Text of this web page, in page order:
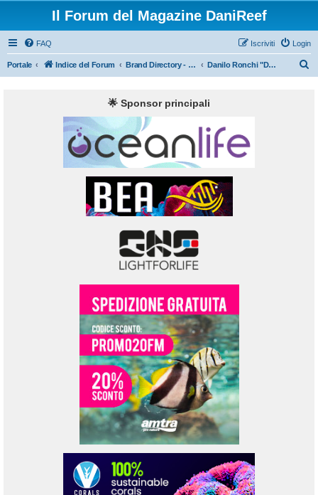
Il Forum del Magazine DaniReef
FAQ Login
Iscriviti
Portale Indice del Forum Brand Directory - Filo Diretto Danilo Ronchi "DaniReef" Risponde
🌟 Sponsor principali